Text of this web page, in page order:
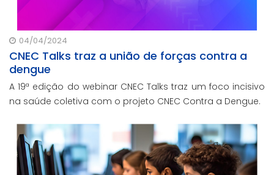
04/04/2024
CNEC Talks traz a união de forças contra a
dengue
A 19ª edição do webinar CNEC Talks traz um foco incisivo
na saúde coletiva com o projeto CNEC Contra a Dengue.